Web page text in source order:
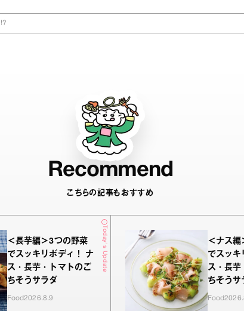
Recommend
こちらの記事もおすすめ
Today's Update
＜長芋編＞3つの野菜
でスッキリボディ！ ナ
ス・長芋・トマトのご
ちそうサラダ
Food2026.8.9
＜ナス編
でスッキ
ス・長芋
ちそうサ
Food